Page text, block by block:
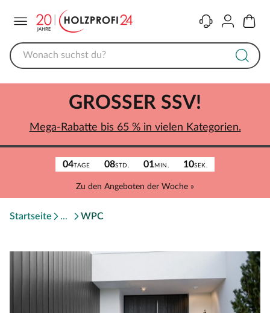
KontaktKonto
04TAGE 08STD. 01MIN. 10SEK.
Zu den Angeboten der Woche »
GROSSER SSV!
Mega-Rabatte bis 65 % in vielen Kategorien.
Startseite WPC